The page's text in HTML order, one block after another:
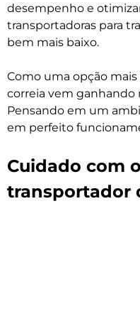
desempenho e
transportadoras para
bem mais baixo.
Como uma opção
correia vem ganhando
Pensando em um
em perfeito
Cuidado com
transportador